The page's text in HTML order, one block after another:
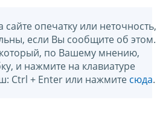
опечатку или неточность,
если Вы сообщите об этом.
который, по Вашему мнению,
и нажмите на клавиатуре
Ctrl + Enter или нажмите сюда.